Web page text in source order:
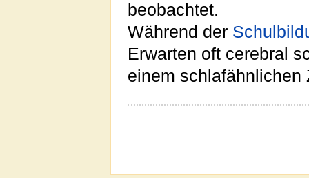
beobachtet.
Während der
Erwarten oft cerebral
einem schlafähnlichen